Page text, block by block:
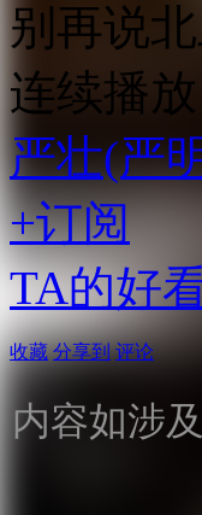
别再说
连续播放
严壮(严
+订阅
TA的好
收藏 分享到 评论
内容如涉